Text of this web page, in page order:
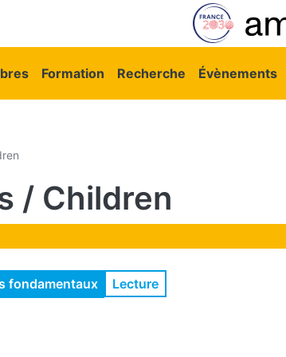
principale
Formation Recherche Évènements
/ Children
fondamentaux Lecture